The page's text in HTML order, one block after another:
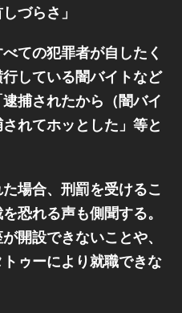
づらさ」
ての犯罪者が自したく
している闇バイトなど
捕されたから（闇バイ
れてホッとした」等と
場合、刑罰を受けるこ
恐れる声も側聞する。
開設できないことや、
ゥーにより就職できな